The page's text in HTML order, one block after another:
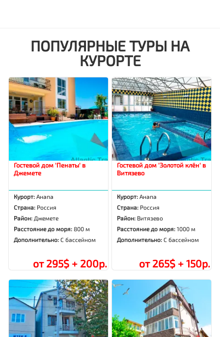
ПОПУЛЯРНЫЕ ТУРЫ НА
КУРОРТЕ
Гостевой дом 'Пенаты' в
Джемете
Курорт: Анапа
Страна: Россия
Район: Джемете
Расстояние до моря:800 м
Дополнительно:С бассейном
от 295$ + 200р.
Гостевой дом 'Золотой клён' в
Витязево
Курорт: Анапа
Страна: Россия
Район: Витязево
Расстояние до моря:1000 м
Дополнительно:С бассейном
от 265$ + 150р.